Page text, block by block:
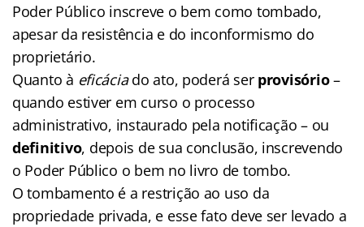
Poder Público inscreve o bem como tombado,
apesar da resistência e do inconformismo do
proprietário.
Quanto à eficáciado ato, poderá ser provisório–
quando estiver em curso o processo
administrativo, instaurado pela notificação – ou
definitivo, depois de sua conclusão, inscrevendo
o Poder Público o bem no livro de tombo.
O tombamento é a restrição ao uso da
propriedade privada, e esse fato deve ser levado a